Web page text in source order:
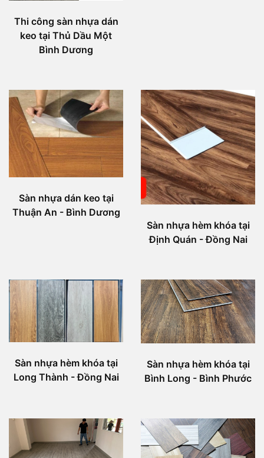
Thi công sàn nhựa dán
keo tại Thủ Dầu Một
Bình Dương
Sàn nhựa dán keo tại
Thuận An - Bình Dương
Sàn nhựa hèm khóa tại
Định Quán - Đồng Nai
Sàn nhựa hèm khóa tại
Long Thành - Đồng Nai
Sàn nhựa hèm khóa tại
Bình Long - Bình Phước